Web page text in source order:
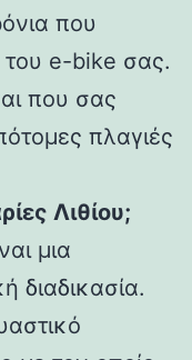
που
του e-bike σας.
που σας
πλαγιές
Λιθίου;
μια
διαδικασία.